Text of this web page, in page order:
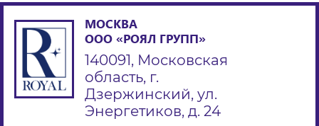
МОСКВА
ООО «РОЯЛ ГРУПП»
140091, Московская
область, г.
Дзержинский, ул.
Энергетиков, д. 24